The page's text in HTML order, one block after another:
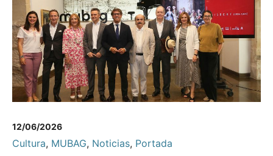
12/06/2026
Cultura, MUBAG, Noticias, Portada